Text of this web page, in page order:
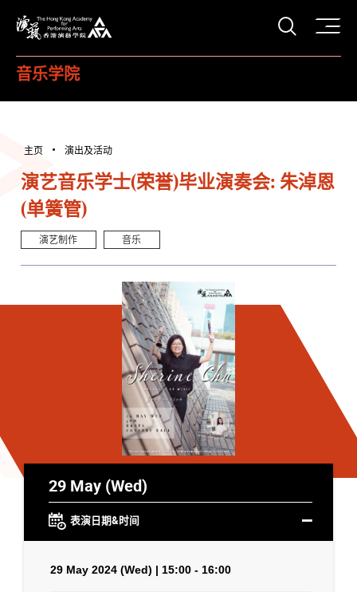
打开
音乐学院
主页 演出及活动
演艺音乐学士(荣誉)毕业演奏会: 朱淖恩
(单簧管)
演艺制作 音乐
29 May (Wed)
表演日期&时间
29 May 2024 (Wed) | 15:00 - 16:00